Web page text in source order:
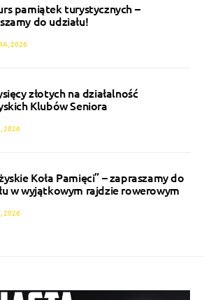
pamiątek turystycznych –
do udziału!
2026
złotych na działalność
Klubów Seniora
2026
Koła Pamięci” – zapraszamy do
w wyjątkowym rajdzie rowerowym
2026